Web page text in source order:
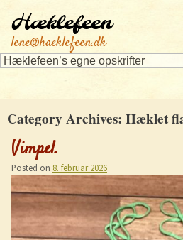
Hæklefeen
lene@haeklefeen.dk
Category Archives: Hæklet
Vimpel.
Posted on 8. februar 2026